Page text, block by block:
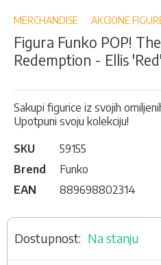
the
gallery
beginning
the
images
MERCHANDISE AKCIONE
Figura Funko POP!
Redemption - Ellis
Sakupi figurice iz svojih
Upotpuni svoju kolekciju!
SKU
59155
Brend
Funko
EAN
889698802314
Na stanju